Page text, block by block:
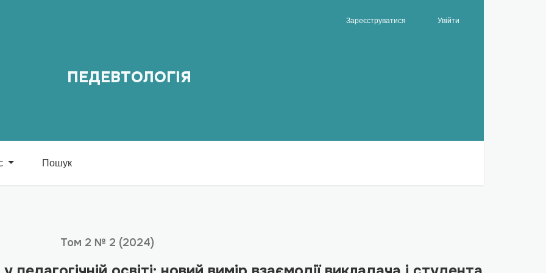
новий вимір взаємодії викладача і студента
ПЕДЕВТОЛОГІЯ
Пошук
Зареєструватися Увійти
Том 2 № 2 (2024)